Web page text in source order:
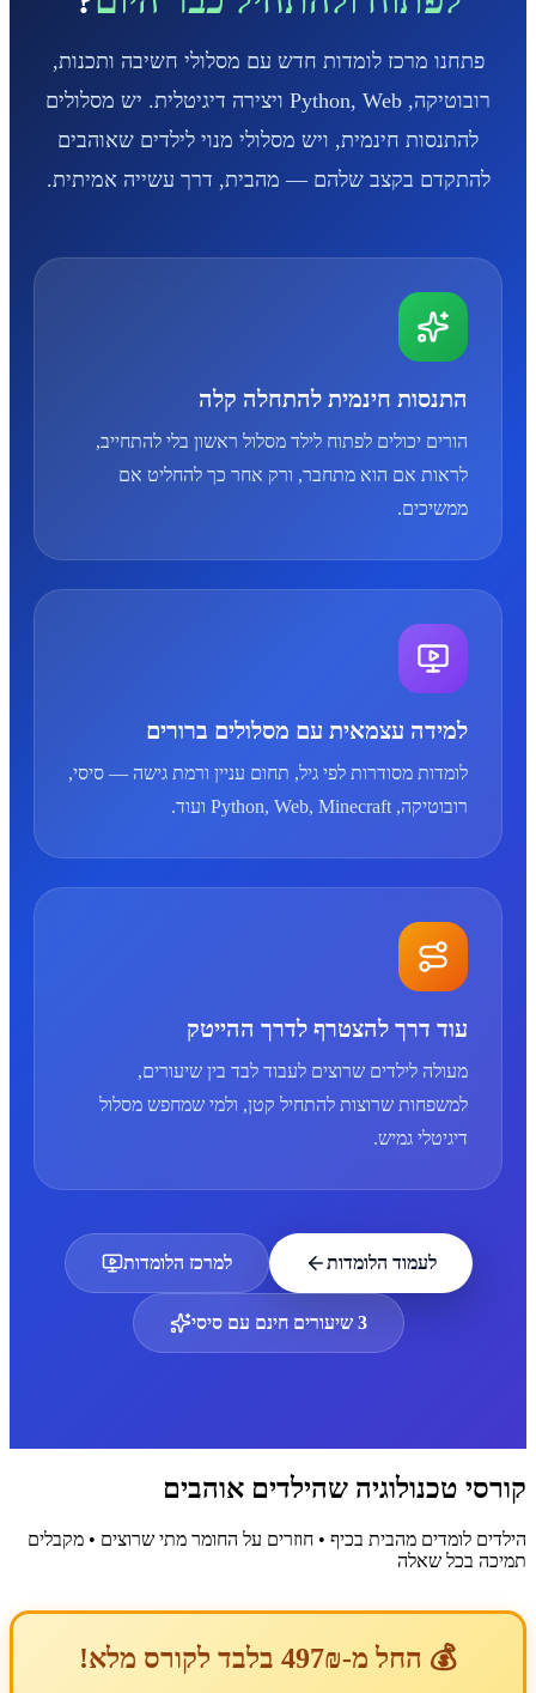
פתחנו מרכז לומדות חדש עם מסלולי חשיבה ותכנות,
רובוטיקה, Python, Web ויצירה דיגיטלית. יש מסלולים
להתנסות חינמית, ויש מסלולי מנוי לילדים שאוהבים
להתקדם בקצב שלהם — מהבית, דרך עשייה אמיתית.
התנסות חינמית להתחלה קלה
הורים יכולים לפתוח לילד מסלול ראשון בלי להתחייב,
לראות אם הוא מתחבר, ורק אחר כך להחליט אם
ממשיכים.
למידה עצמאית עם מסלולים ברורים
לומדות מסודרות לפי גיל, תחום עניין ורמת גישה — סיסי,
רובוטיקה, Python, Web, Minecraft ועוד.
עוד דרך להצטרף לדרך ההייטק
מעולה לילדים שרוצים לעבוד לבד בין שיעורים,
למשפחות שרוצות להתחיל קטן, ולמי שמחפש מסלול
דיגיטלי גמיש.
לעמוד הלומדות למרכז הלומדות
3 שיעורים חינם עם סיסי
קורסי טכנולוגיה שהילדים אוהבים
הילדים לומדים מהבית בכיף • חוזרים על החומר מתי שרוצים • מקבלים
תמיכה בכל שאלה
💰 החל מ-497₪ בלבד לקורס מלא!